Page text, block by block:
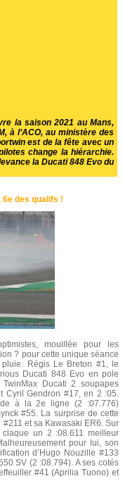
la saison 2021 au Mans,
à l’ACO, au ministère des
est de la fête avec un
change la hiérarchie.
la Ducati 848 Evo du
6e des qualifs !
mouillée pour les
? pour cette unique séance
Régis Le Breton #1, le
Ducati 848 Evo en pole
Ducati 2 soupapes
Cyril Gendron #17, en 2 :05.
à la 2e ligne (2 :07.776)
#55. La surprise de cette
et sa Kawasaki ER6. Sur
un 2 :08.611 meilleur
pour lui, son
d’Hugo Nouzille #133
SV (2 :08.794). A ses cotés
#41 (Aprilia Tuono) et